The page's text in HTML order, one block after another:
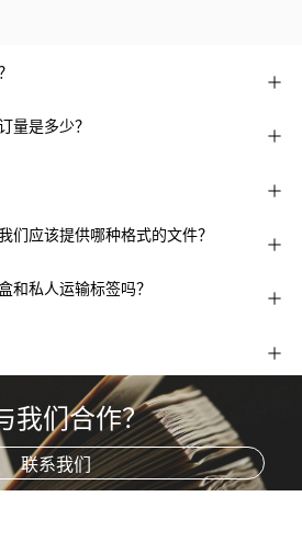
量是多少？
们应该提供哪种格式的文件？
和私人运输标签吗？
我们合作？
联系我们